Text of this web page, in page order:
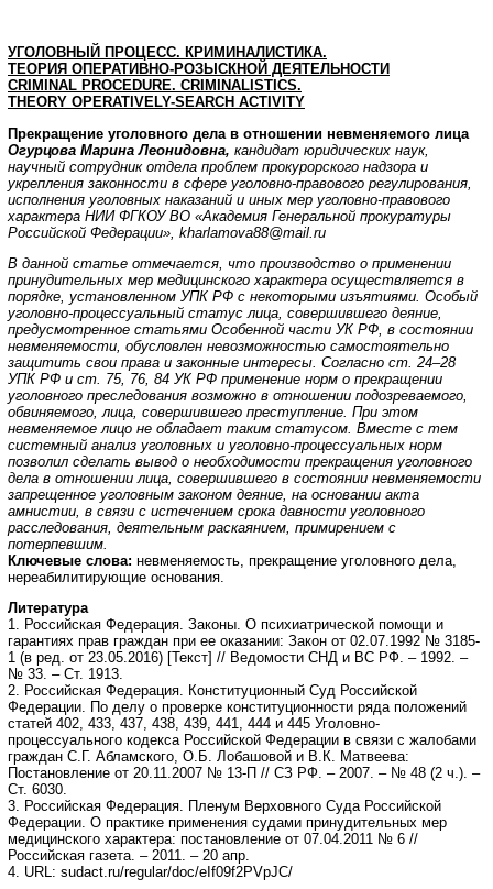
УГОЛОВНЫЙ ПРОЦЕСС. КРИМИНАЛИСТИКА.
ТЕОРИЯ ОПЕРАТИВНО-РОЗЫСКНОЙ ДЕЯТЕЛЬНОСТИ
CRIMINAL PROCEDURE. CRIMINALISTICS.
THEORY OPERATIVELY-SEARCH ACTIVITY
Прекращение уголовного дела в отношении невменяемого лица
Огурцова Марина Леонидовна, кандидат юридических наук,
научный сотрудник отдела проблем прокурорского надзора и
укрепления законности в сфере уголовно-правового регулирования,
исполнения уголовных наказаний и иных мер уголовно-правового
характера НИИ ФГКОУ ВО «Академия Генеральной прокуратуры
Российской Федерации», kharlamova88@mail.ru
В данной статье отмечается, что производство о применении
принудительных мер медицинского характера осуществляется в
порядке, установленном УПК РФ с некоторыми изъятиями. Особый
уголовно-процессуальный статус лица, совершившего деяние,
предусмотренное статьями Особенной части УК РФ, в состоянии
невменяемости, обусловлен невозможностью самостоятельно
защитить свои права и законные интересы. Согласно ст. 24–28
УПК РФ и ст. 75, 76, 84 УК РФ применение норм о прекращении
уголовного преследования возможно в отношении подозреваемого,
обвиняемого, лица, совершившего преступление. При этом
невменяемое лицо не обладает таким статусом. Вместе с тем
системный анализ уголовных и уголовно-процессуальных норм
позволил сделать вывод о необходимости прекращения уголовного
дела в отношении лица, совершившего в состоянии невменяемости
запрещенное уголовным законом деяние, на основании акта
амнистии, в связи с истечением срока давности уголовного
расследования, деятельным раскаянием, примирением с
потерпевшим.
Ключевые слова: невменяемость, прекращение уголовного дела,
нереабилитирующие основания.
Литература
1. Российская Федерация. Законы. О психиатрической помощи и
гарантиях прав граждан при ее оказании: Закон от 02.07.1992 № 3185-
1 (в ред. от 23.05.2016) [Текст] // Ведомости СНД и ВС РФ. – 1992. –
№ 33. – Ст. 1913.
2. Российская Федерация. Конституционный Суд Российской
Федерации. По делу о проверке конституционности ряда положений
статей 402, 433, 437, 438, 439, 441, 444 и 445 Уголовно-
процессуального кодекса Российской Федерации в связи с жалобами
граждан С.Г. Абламского, О.Б. Лобашовой и В.К. Матвеева:
Постановление от 20.11.2007 № 13-П // СЗ РФ. – 2007. – № 48 (2 ч.). –
Ст. 6030.
3. Российская Федерация. Пленум Верховного Суда Российской
Федерации. О практике применения судами принудительных мер
медицинского характера: постановление от 07.04.2011 № 6 //
Российская газета. – 2011. – 20 апр.
4. URL: sudact.ru/regular/doc/eIf09f2PVpJC/